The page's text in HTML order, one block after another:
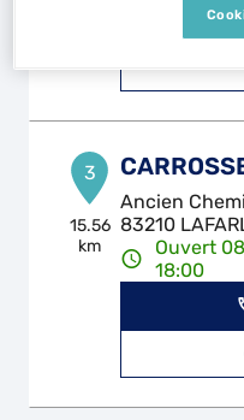
3
15.56
km
Ancien
83210
Ouvert
18:00